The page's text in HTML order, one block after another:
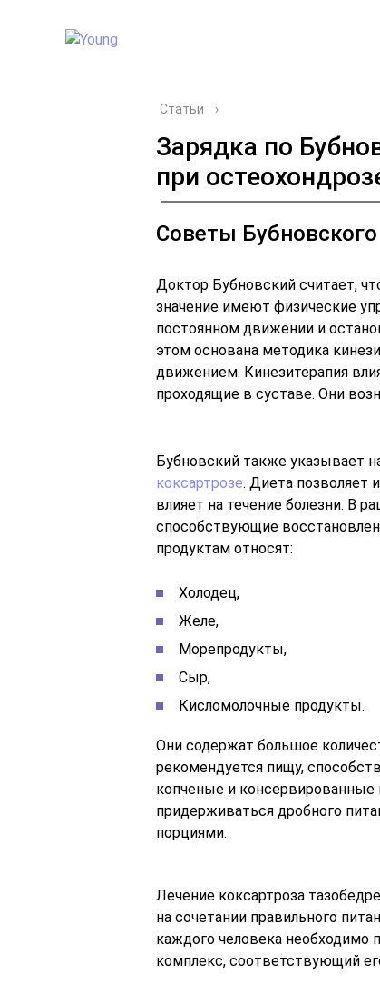
Статьи ›
Зарядка по
при
Советы Бубновского
Доктор Бубновский считает,
значение имеют физические
постоянном движении и
этом основана методика
движением. Кинезитерапия
проходящие в суставе. Они
Бубновский также указывает
коксартрозе. Диета позволяет
влияет на течение болезни. В
способствующие
продуктам относят:
Холодец,
Желе,
Морепродукты,
Сыр,
Кисломолочные продукты.
Они содержат большое
рекомендуется пищу,
копченые и
придерживаться дробного
порциями.
Лечение коксартроза
на сочетании правильного
каждого человека необходимо
комплекс, соответствующий